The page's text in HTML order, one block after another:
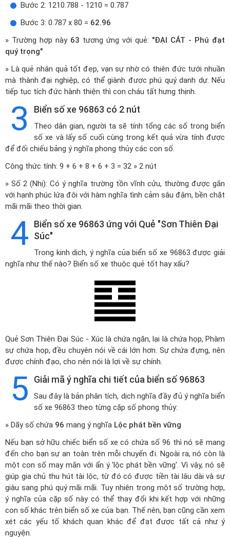
Bước 2: 1210.788 - 1210 = 0.787
Bước 3: 0.787 x 80 = 62.96
» Trường hợp này 63 tương ứng với quẻ: "ĐẠI CÁT - Phú đạt
quý trọng"
» Là quẻ nhân quả tốt đẹp, vạn sự nhờ có thiên đức tưới nhuần
mà thành đại nghiệp, có thể giành được phú quý danh dự. Nếu
tiếp tục tích đức hành thiện thì con cháu tất hưng thịnh.
3 Biển số xe 96863 có 2 nút
Theo dân gian, người ta sẽ tính tổng các số trong biển
số xe và lấy số cuối cùng trong kết quả vừa tính được
để đối chiếu bảng ý nghĩa phong thủy các con số.
Công thức tính: 9 + 6 + 8 + 6 + 3 = 32 » 2 nút
» Số 2 (Nhị): Có ý nghĩa trường tồn vĩnh cửu, thường được gắn
với hạnh phúc lứa đôi với hàm nghĩa tình cảm sâu đậm, bền chặt
mãi mãi theo thời gian.
4 Biển số xe 96863 ứng với Quẻ "Sơn Thiên Đại
Súc"
Trong kinh dịch, ý nghĩa của biển số xe 96863 được giải
nghĩa như thế nào? Biển số xe thuộc quẻ tốt hay xấu?
Quẻ Sơn Thiên Đại Súc - Xúc là chứa ngăn, lại là chứa họp, Phàm
sự chứa họp, đều chuyên nói về cái lớn hơn. Sự chứa đựng, nên
được chính đạo, cho nên nói là lợi về sự chính.
5 Giải mã ý nghĩa chi tiết của biển số 96863
Sau đây là bản phân tích, dịch nghĩa đầy đủ ý nghĩa biển
số xe 96863 theo từng cặp số phong thủy:
» Dãy số chứa 96 mang ý nghĩa Lộc phát bền vững
Nếu bạn sở hữu chiếc biển số xe có chứa số 96 thì nó sẽ mang
đến cho bạn sự an toàn trên mỗi chuyến đi. Ngoài ra, nó còn là
một con số may mắn với ẩn ý 'lộc phát bền vững'. Vì vậy, nó sẽ
giúp gia chủ thu hút tài lộc, từ đó có được tiền tài lâu dài và sự
giàu sang phú quý mãi mãi. Tuy nhiên trong một số trường hợp,
ý nghĩa của cặp số này có thể thay đổi khi kết hợp với những
con số khác trên biển số xe của bạn. Thế nên, bạn cũng cần xem
xét các yếu tố khách quan khác để đạt được tất cả như ý
nguyện.